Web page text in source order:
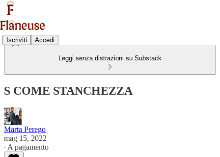
Iscriviti Accedi
Leggi senza distrazioni su Substack
S COME STANCHEZZA
Marta Perego
mag 15, 2022
∙ A pagamento